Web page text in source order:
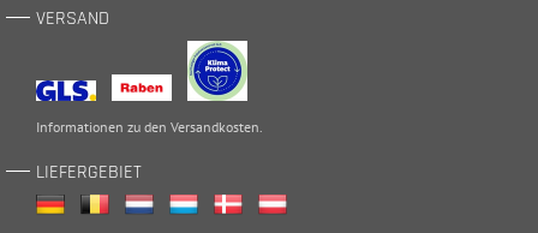
VERSAND
Informationen zu den Versandkosten.
LIEFERGEBIET